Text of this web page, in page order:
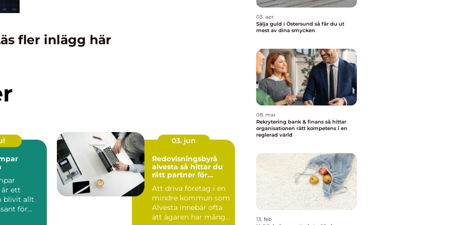
fler inlägg här
är ett
blivit allt
för
03. jun
Redovisningsbyrå
alvesta så hittar du
rätt partner för
Att driva företag i en
mindre kommun som
Alvesta innebär ofta
att ägaren har många
03. apr
Sälja guld i Östersund så får du ut
mest av dina smycken
08. mar
Rekrytering bank & finans så hittar
organisationen rätt kompetens i en
reglerad värld
13. feb